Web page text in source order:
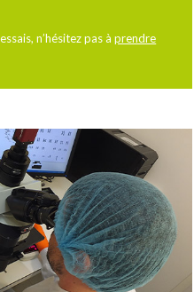
n’hésitez pas àprendre